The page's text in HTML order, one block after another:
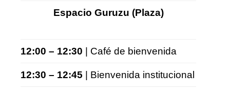
Espacio Guruzu (Plaza)
12:00 – 12:30 | Café de bienvenida
12:30 – 12:45 | Bienvenida institucional